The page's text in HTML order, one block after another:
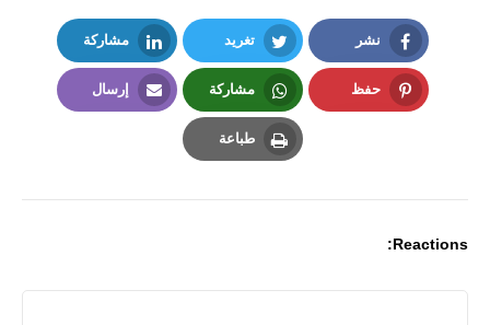
نشر
Facebook
تغريد
Twitter
مشاركة
LinkedIn
حفظ مشاركة
Whatsapp
إرسال
طباعة
Reactions: